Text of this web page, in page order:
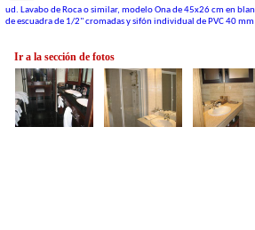
ud. Lavabo de Roca o similar, modelo Ona de 45x26 cm en
de escuadra de 1/2" cromadas y sifón individual de PVC 40
Ir a la sección de fotos